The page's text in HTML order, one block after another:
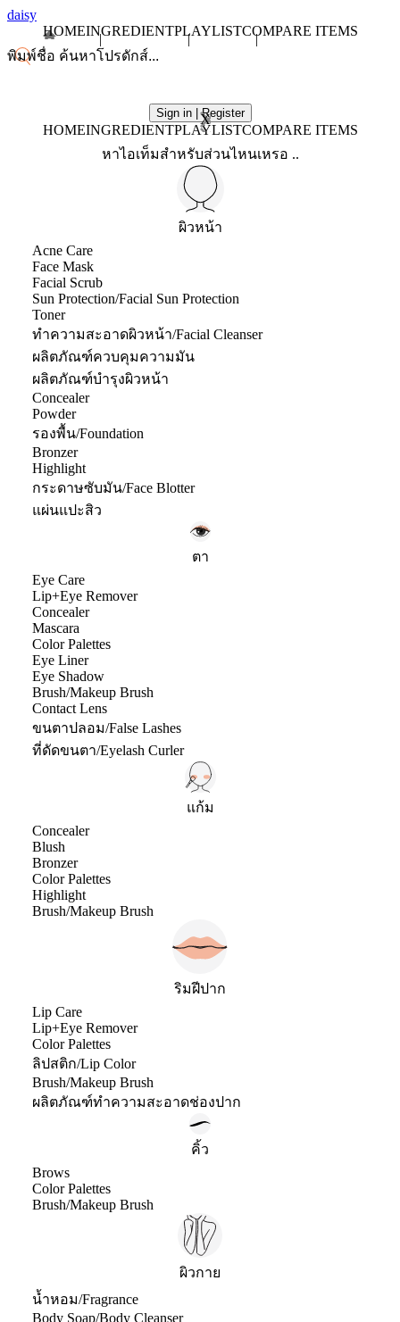
daisy
HOMEINGREDIENTPLAYLISTCOMPARE ITEMS
Sign in | Register
X
HOMEINGREDIENTPLAYLISTCOMPARE ITEMS
หาไอเท็มสำหรับส่วนไหนเหรอ ..
ผิวหน้า
Acne Care
Face Mask
Facial Scrub
Sun Protection/Facial Sun Protection
Toner
ทำความสะอาดผิวหน้า/Facial Cleanser
ผลิตภัณฑ์ควบคุมความมัน
ผลิตภัณฑ์บำรุงผิวหน้า
Concealer
Powder
รองพื้น/Foundation
Bronzer
Highlight
กระดาษซับมัน/Face Blotter
แผ่นแปะสิว
ตา
Eye Care
Lip+Eye Remover
Concealer
Mascara
Color Palettes
Eye Liner
Eye Shadow
Brush/Makeup Brush
Contact Lens
ขนตาปลอม/False Lashes
ที่ดัดขนตา/Eyelash Curler
แก้ม
Concealer
Blush
Bronzer
Color Palettes
Highlight
Brush/Makeup Brush
ริมฝีปาก
Lip Care
Lip+Eye Remover
Color Palettes
ลิปสติก/Lip Color
Brush/Makeup Brush
ผลิตภัณฑ์ทำความสะอาดช่องปาก
คิ้ว
Brows
Color Palettes
Brush/Makeup Brush
ผิวกาย
น้ำหอม/Fragrance
Body Soap/Body Cleanser